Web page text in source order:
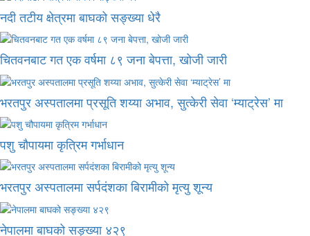
नदी तटीय क्षेत्रमा बाघको सङ्ख्या धेरै
चितवनबाट गत एक वर्षमा ८९ जना बेपत्ता, खोजी जारी
भरतपुर अस्पतालमा प्रसूति शय्या अभाव, सुत्केरी सेवा ‘म्याट्रेस’ मा
पशु चौपायमा कृत्रिम गर्भाधान
भरतपुर अस्पतालमा सर्पदंशका बिरामीको मृत्यु शून्य
नेपालमा बाघको सङ्ख्या ४२९